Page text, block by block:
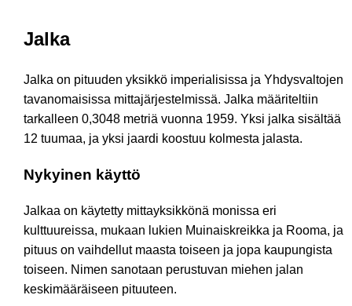
Jalka
Jalka on pituuden yksikkö imperialisissa ja Yhdysvaltojen
tavanomaisissa mittajärjestelmissä. Jalka määriteltiin
tarkalleen 0,3048 metriä vuonna 1959. Yksi jalka sisältää
12 tuumaa, ja yksi jaardi koostuu kolmesta jalasta.
Nykyinen käyttö
Jalkaa on käytetty mittayksikkönä monissa eri
kulttuureissa, mukaan lukien Muinaiskreikka ja Rooma, ja
pituus on vaihdellut maasta toiseen ja jopa kaupungista
toiseen. Nimen sanotaan perustuvan miehen jalan
keskimääräiseen pituuteen.